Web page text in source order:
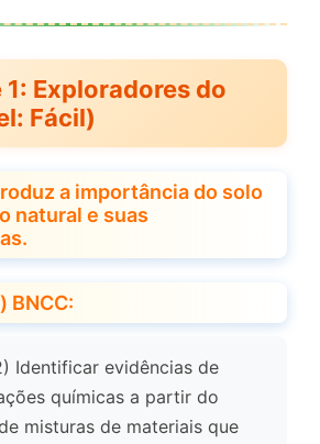
Exploradores do
Fácil)
a importância do solo
natural e suas
BNCC:
Identificar evidências de
químicas a partir do
misturas de materiais que